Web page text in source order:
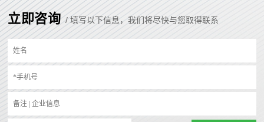
立即咨询 / 填写以下信息，我们将尽快与您取得联系